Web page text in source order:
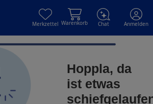
Merkzettel Warenkorb Chat Anmelden
Hoppla, da
ist etwas